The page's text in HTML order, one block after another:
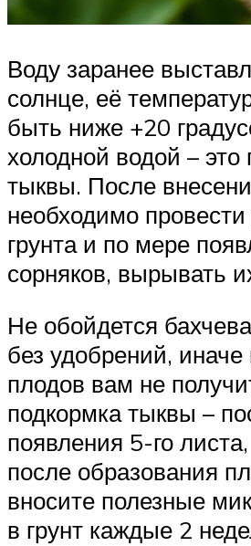
Воду заранее
солнце, её
быть ниже +20
холодной водой – это
тыквы. После
необходимо
грунта и по мере
сорняков, вырывать
Не обойдется
без удобрений, иначе
плодов вам не
подкормка тыквы –
появления 5-го
после образования
вносите полезные
в грунт каждые 2